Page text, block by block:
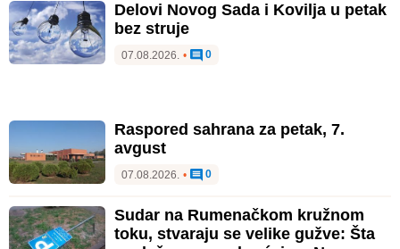
Delovi Novog Sada i Kovilja u petak
bez struje
07.08.2026. • 0
Raspored sahrana za petak, 7.
avgust
07.08.2026. • 0
Sudar na Rumenačkom kružnom
toku, stvaraju se velike gužve: Šta